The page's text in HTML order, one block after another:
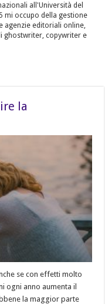
all'Università del
mi occupo della gestione
agenzie editoriali online,
ghostwriter, copywriter e
la
se con effetti molto
ogni anno aumenta il
la maggior parte